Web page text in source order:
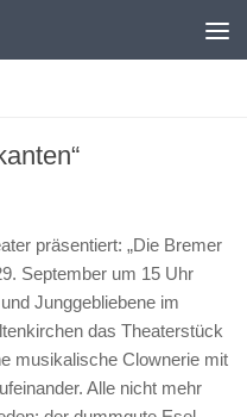
präsentiert: „Die Bremer
September um 15 Uhr
Junggebliebene im
das Theaterstück
musikalische Clownerie mit
Alle nicht mehr